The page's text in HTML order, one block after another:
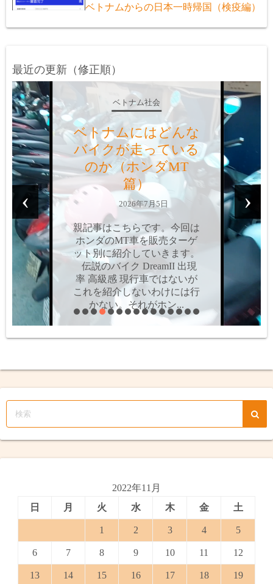
ベトナムからの日本一時帰国（検疫編）
最近の更新（修正順）
ベトナム社会
ベトナムにはどんな
バイクが走っている
のか？（ホンダAT
篇）
2026年6月9日
親記事はこちらです。今回は
ホンダのAT車を、販売ター
ゲット別に紹介していきま
す。個人的にはAT車って嫌
いなんですよね。操作感の問
題や値段の問題だけではな
く、最大の難点は「両手を離
せない」こと。MT車だ...
‹ ›
2022年11月
日
月 火 水 木 金 土
1 2 3 4 5
6 7 8 9 10 11 12
13 14 15 16 17 18 19